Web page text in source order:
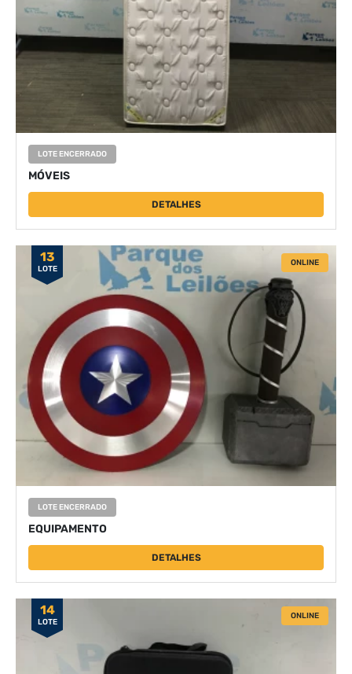
LOTE ENCERRADO
MÓVEIS
DETALHES
13
LOTE
ONLINE
LOTE ENCERRADO
EQUIPAMENTO
DETALHES
14
LOTE
ONLINE